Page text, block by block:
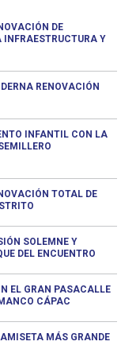
DE
Y
RENOVACIÓN
INFANTIL CON LA
TOTAL DE
SOLEMNE Y
DEL ENCUENTRO
EL GRAN PASACALLE
CÁPAC
MÁS GRANDE